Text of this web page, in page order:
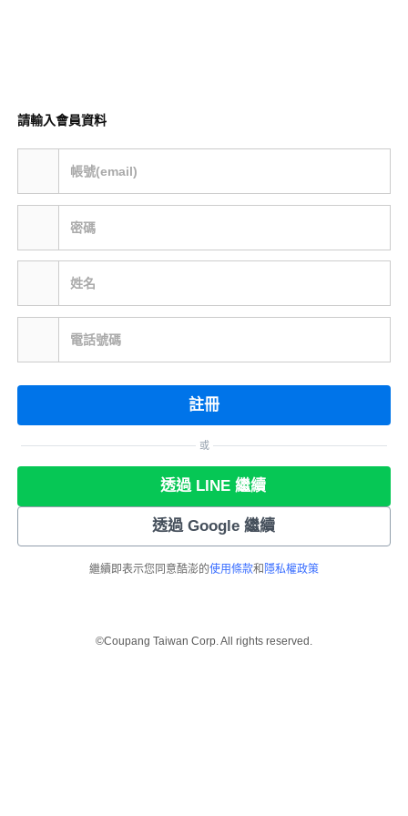
請輸入會員資料
帳號(email)
密碼
姓名
電話號碼
註冊
或
透過 LINE 繼續
透過 Google 繼續
繼續即表示您同意酷澎的使用條款和 隱私權政策
©Coupang Taiwan Corp. All rights reserved.